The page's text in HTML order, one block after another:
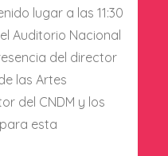
lugar a las 11:30
Auditorio Nacional
del director
las Artes
del CNDM y los
esta